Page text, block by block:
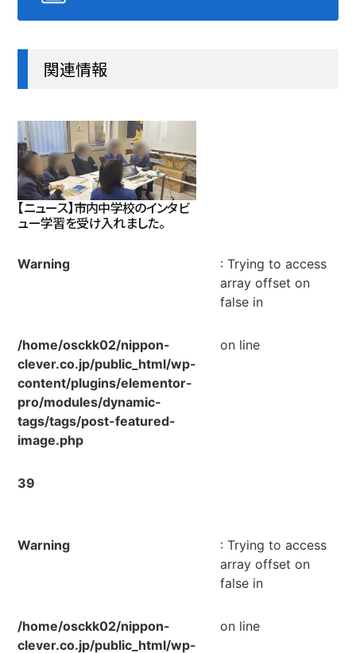
関連情報
【ニュース】市内中学校のインタビ
ュー学習を受け入れました。
Warning
: Trying to access
array offset on
false in
/home/osckk02/nippon-
clever.co.jp/public_html/wp-
content/plugins/elementor-
pro/modules/dynamic-
tags/tags/post-featured-
image.php
on line
39
Warning
: Trying to access
array offset on
false in
/home/osckk02/nippon-
clever.co.jp/public_html/wp-
on line